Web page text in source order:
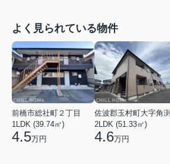
よく見られている物件
前橋市総社町２丁目
1LDK (39.74㎡)
4.5万円
佐波郡玉村町大字角渕
2LDK (51.33㎡)
4.6万円